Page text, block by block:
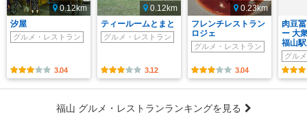
0.12km
汐屋
グルメ・レストラン
3.04
0.12km
ティールームとまと
グルメ・レストラン
3.12
0.23km
フレンチレストラン
ロジェ
グルメ・レストラン
3.04
肉豆
ー 大
福山
グル
福山 グルメ・レストランランキングを見る